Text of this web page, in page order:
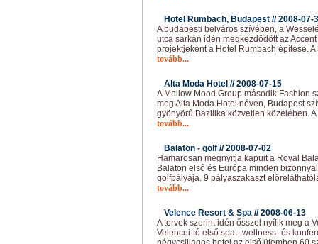
Hotel Rumbach, Budapest //2008-07-
A budapesti belváros szívében, a
utca sarkán idén megkezdődött az
projektjeként a Hotel Rumbach építése.
tovább...
Alta Moda Hotel //2008-07-15
A Mellow Mood Group második Fashion
meg Alta Moda Hotel néven, Budapest
gyönyörű Bazilika közvetlen közelében.
tovább...
Balaton - golf //2008-07-02
Hamarosan megnyitja kapuit a Royal
Balaton első és Európa minden
golfpályája. 9 pályaszakaszt
tovább...
Velence Resort & Spa //2008-06-13
A tervek szerint idén ősszel nyílik meg a
Velencei-tó első spa-, wellness- és